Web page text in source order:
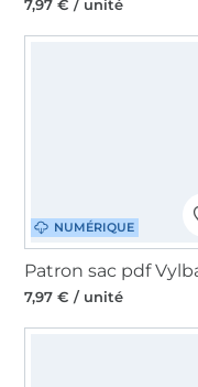
7,97 € / unité
NUMÉRIQUE
7,97 € / unité